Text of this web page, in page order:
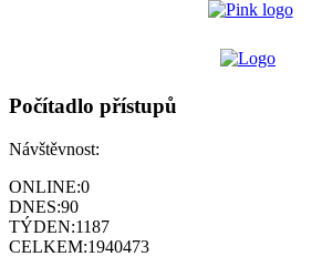
Počítadlo přístupů
Návštěvnost:
ONLINE:0
DNES:90
TÝDEN:1187
CELKEM:1940473